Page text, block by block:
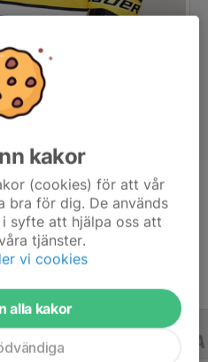
kakor
(cookies) för att vår
bra för dig. De används
syfte att hjälpa oss att
tjänster.
vi cookies
alla kakor